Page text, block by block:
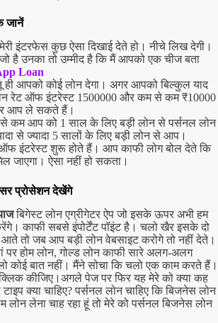
जानें
इंटरफेस कुछ ऐसा दिखाई देते हो। नीचे लिख देगी।
है उनका तो उम्मीद है कि मैं आपको एक चीज बता
Loan
आपको कोई लोन देगा। अगर आपको बिल्कुल याद
रेट ऑफ इंटरेस्ट 1500000 और कम से कम ₹10000
आप ले सकते हैं।
कम आप को 1 साल के लिए बड़ी लोन से पर्सनल लोन
से ज्यादा 5 सालों के लिए बड़ी लोन से आप।
इंटरेस्ट शुरू होते हैं। आप काफी लोग बोल देते कि
जाएगा। ऐसा नहीं हो सकता।
प्रोसेशन देखेंगे
बिगेस्ट लोन एग्रीगेटर ऐप जो इसके ऊपर अभी हम
काफी सबसे इंपोर्टेंट पॉइंट है। चलो खैर इसके दो
तो जब आप बड़ी लोन वेबसाइट करोगे तो नहीं देते।
पर होम लोन, गोल्ड लोन काफी सारे अलग-अलग
कोई बात नहीं। मैंने सोचा कि चलो एक काम करते हैं।
कीजिए। अगले पेज पर फिर यह मेरे को क्या कह
क्या चाहिए? पर्सनल लोन चाहिए कि बिजनेस लोन
लोन लेना चाह रहा हूं तो मेरे को पर्सनल बिजनेस लोन